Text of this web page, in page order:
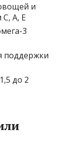
и
С, А, Е
3
поддержки
до 2